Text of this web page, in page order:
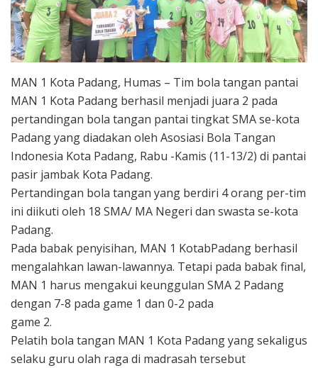
MAN 1 Kota Padang, Humas – Tim bola tangan pantai
MAN 1 Kota Padang berhasil menjadi juara 2 pada
pertandingan bola tangan pantai tingkat SMA se-kota
Padang yang diadakan oleh Asosiasi Bola Tangan
Indonesia Kota Padang, Rabu -Kamis (11-13/2) di pantai
pasir jambak Kota Padang.
Pertandingan bola tangan yang berdiri 4 orang per-tim
ini diikuti oleh 18 SMA/ MA Negeri dan swasta se-kota
Padang.
Pada babak penyisihan, MAN 1 KotabPadang berhasil
mengalahkan lawan-lawannya. Tetapi pada babak final,
MAN 1 harus mengakui keunggulan SMA 2 Padang
dengan 7-8 pada game 1 dan 0-2 pada
game 2.
Pelatih bola tangan MAN 1 Kota Padang yang sekaligus
selaku guru olah raga di madrasah tersebut